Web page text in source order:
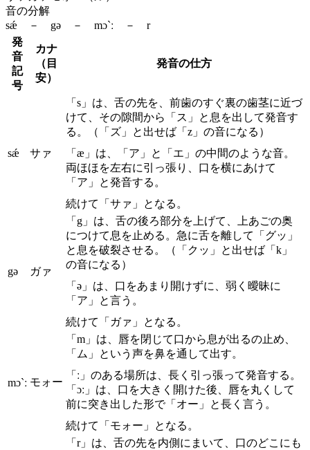
音の分解
sǽ － gə － mɔ`ː － r
発
音
記
号
カナ
（目
安）
発音の仕方
sǽ サァ
「s」は、舌の先を、前歯のすぐ裏の歯茎に近づ
けて、その隙間から「ス」と息を出して発音す
る。（「ズ」と出せば「z」の音になる）
「æ」は、「ア」と「エ」の中間のような音。
両ほほを左右に引っ張り、口を横にあけて
「ア」と発音する。
続けて「サァ」となる。
gə ガァ
「g」は、舌の後ろ部分を上げて、上あごの奥
につけて息を止める。急に舌を離して「グッ」
と息を破裂させる。（「クッ」と出せば「k」
の音になる）
「ə」は、口をあまり開けずに、弱く曖昧に
「ア」と言う。
続けて「ガァ」となる。
mɔ`ː モォー
「m」は、唇を閉じて口から息が出るの止め、
「ム」という声を鼻を通して出す。
「ː」のある場所は、長く引っ張って発音する。
「ɔː」は、口を大きく開けた後、唇を丸くして
前に突き出した形で「オー」と長く言う。
続けて「モォー」となる。
「r」は、舌の先を内側にまいて、口のどこにも